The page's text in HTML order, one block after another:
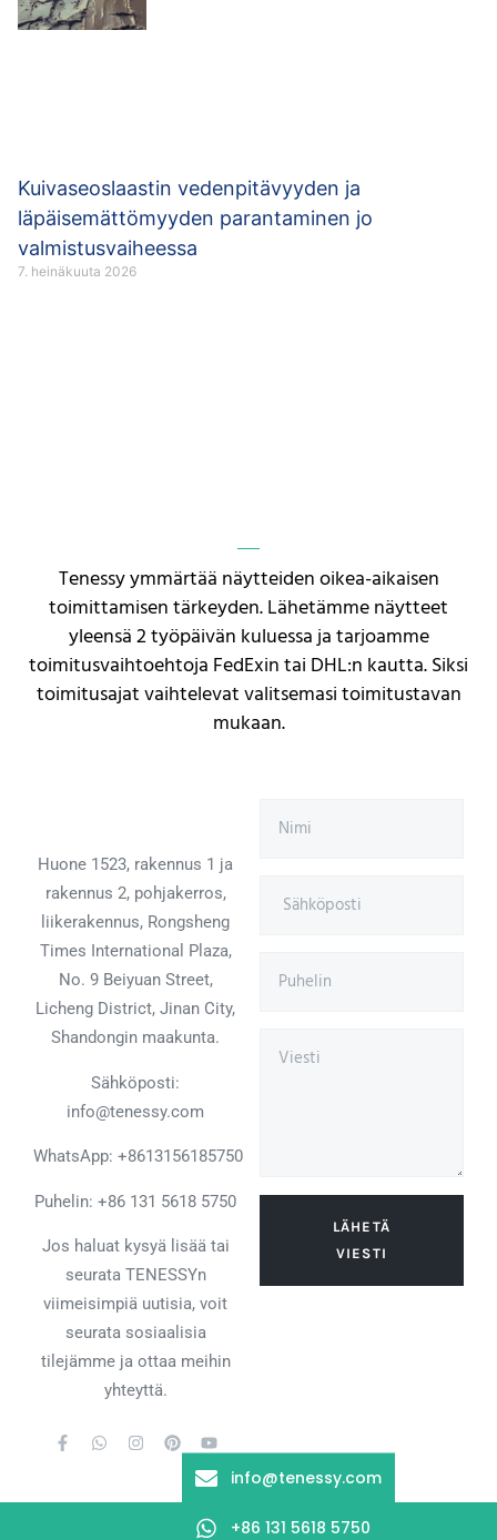
Kuivaseoslaastin vedenpitävyyden ja
läpäisemättömyyden parantaminen jo
valmistusvaiheessa
7. heinäkuuta 2026
Tenessy ymmärtää näytteiden oikea-aikaisen
toimittamisen tärkeyden. Lähetämme näytteet
yleensä 2 työpäivän kuluessa ja tarjoamme
toimitusvaihtoehtoja FedExin tai DHL:n kautta. Siksi
toimitusajat vaihtelevat valitsemasi toimitustavan
mukaan.
Huone 1523, rakennus 1 ja
rakennus 2, pohjakerros,
liikerakennus, Rongsheng
Times International Plaza,
No. 9 Beiyuan Street,
Licheng District, Jinan City,
Shandongin maakunta.
Sähköposti:
info@tenessy.com
WhatsApp: +8613156185750
Puhelin: +86 131 5618 5750
Jos haluat kysyä lisää tai
seurata TENESSYn
viimeisimpiä uutisia, voit
seurata sosiaalisia
tilejämme ja ottaa meihin
yhteyttä.
LÄHETÄ
VIESTI
info@tenessy.com
+86 131 5618 5750